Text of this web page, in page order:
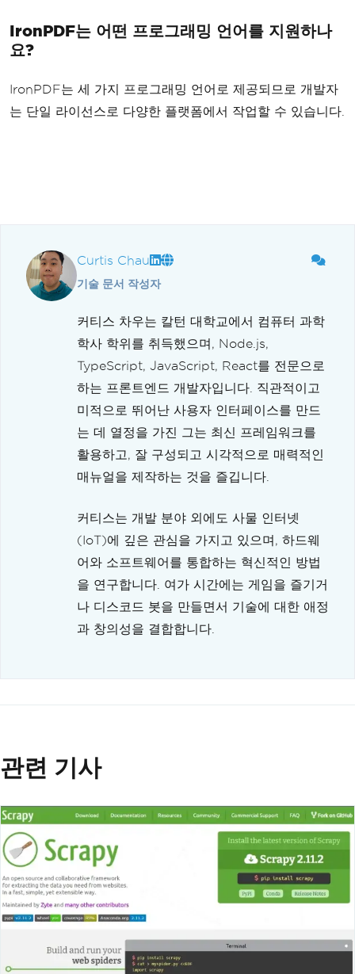
IronPDF는 어떤 프로그래밍 언어를 지원하나
요?
IronPDF는 세 가지 프로그래밍 언어로 제공되므로 개발자
는 단일 라이선스로 다양한 플랫폼에서 작업할 수 있습니다.
Curtis Chau
기술 문서 작성자
커티스 차우는 칼턴 대학교에서 컴퓨터 과학
학사 학위를 취득했으며, Node.js,
TypeScript, JavaScript, React를 전문으로
하는 프론트엔드 개발자입니다. 직관적이고
미적으로 뛰어난 사용자 인터페이스를 만드
는 데 열정을 가진 그는 최신 프레임워크를
활용하고, 잘 구성되고 시각적으로 매력적인
매뉴얼을 제작하는 것을 즐깁니다.
커티스는 개발 분야 외에도 사물 인터넷
(IoT)에 깊은 관심을 가지고 있으며, 하드웨
어와 소프트웨어를 통합하는 혁신적인 방법
을 연구합니다. 여가 시간에는 게임을 즐기거
나 디스코드 봇을 만들면서 기술에 대한 애정
과 창의성을 결합합니다.
관련 기사